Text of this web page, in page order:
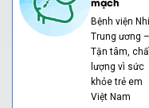
Bệnh viện Nhi
Trung ương –
Tận tâm,
lượng vì sức
khỏe trẻ em
Việt Nam